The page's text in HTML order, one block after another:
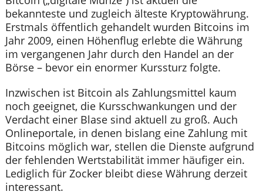
bekannteste und zugleich älteste Kryptowährung.
Erstmals öffentlich gehandelt wurden Bitcoins im
Jahr 2009, einen Höhenflug erlebte die Währung
im vergangenen Jahr durch den Handel an der
Börse – bevor ein enormer Kurssturz folgte.
Inzwischen ist Bitcoin als Zahlungsmittel kaum
noch geeignet, die Kursschwankungen und der
Verdacht einer Blase sind aktuell zu groß. Auch
Onlineportale, in denen bislang eine Zahlung mit
Bitcoins möglich war, stellen die Dienste aufgrund
der fehlenden Wertstabilität immer häufiger ein.
Lediglich für Zocker bleibt diese Währung derzeit
interessant.